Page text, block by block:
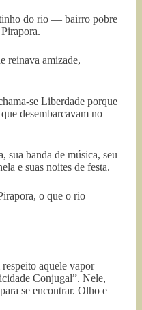
do rio — bairro pobre
reinava amizade,
se Liberdade porque
desembarcavam no
sua banda de música, seu
e suas noites de festa.
o que o rio
aquele vapor
Conjugal”. Nele,
se encontrar. Olho e